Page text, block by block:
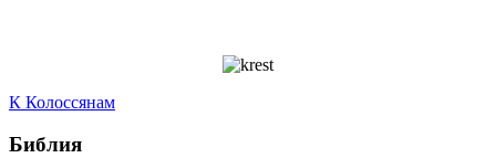
К Колоссянам
Библия